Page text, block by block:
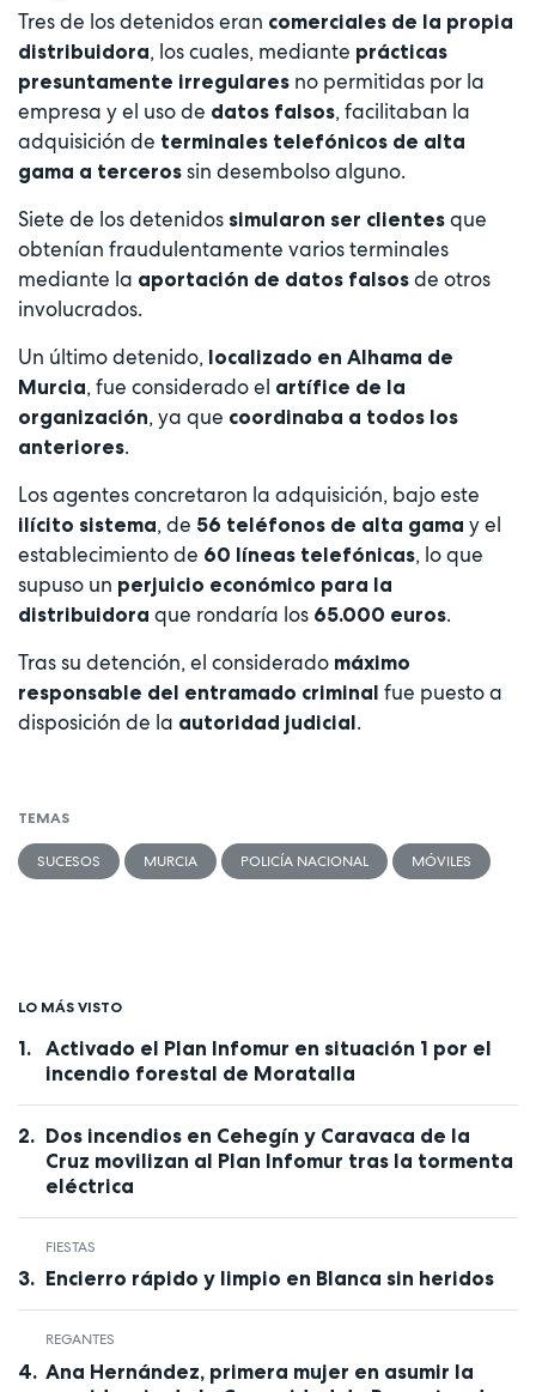
Tres de los detenidos eran comerciales de la propia
distribuidora, los cuales, mediante prácticas
presuntamente irregulares no permitidas por la
empresa y el uso de datos falsos, facilitaban la
adquisición de terminales telefónicos de alta
gama a terceros sin desembolso alguno.
Siete de los detenidos simularon ser clientes que
obtenían fraudulentamente varios terminales
mediante la aportación de datos falsos de otros
involucrados.
Un último detenido, localizado en Alhama de
Murcia, fue considerado el artífice de la
organización, ya que coordinaba a todos los
anteriores.
Los agentes concretaron la adquisición, bajo este
ilícito sistema, de 56 teléfonos de alta gama y el
establecimiento de 60 líneas telefónicas, lo que
supuso un perjuicio económico para la
distribuidora que rondaría los 65.000 euros.
Tras su detención, el considerado máximo
responsable del entramado criminal fue puesto a
disposición de la autoridad judicial.
TEMAS
SUCESOS MURCIA POLICÍA NACIONAL MÓVILES
LO MÁS VISTO
Activado el Plan Infomur en situación 1 por el
incendio forestal de Moratalla
Dos incendios en Cehegín y Caravaca de la
Cruz movilizan al Plan Infomur tras la tormenta
eléctrica
FIESTAS
Encierro rápido y limpio en Blanca sin heridos
REGANTES
Ana Hernández, primera mujer en asumir la